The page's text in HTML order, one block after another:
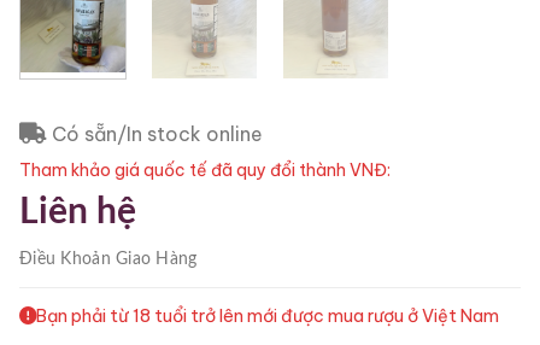
Có sẵn/In stock online
Tham khảo giá quốc tế đã quy đổi thành VNĐ:
Liên hệ
Điều KhoảnGiao Hàng
Bạn phải từ 18 tuổi trở lên mới được mua rượu ở Việt Nam